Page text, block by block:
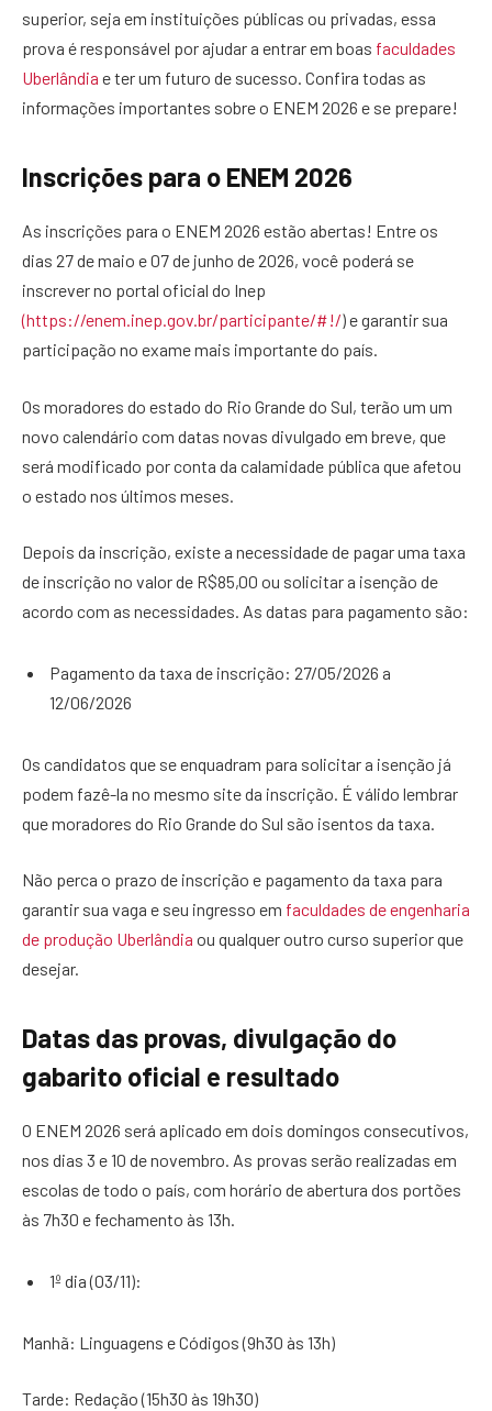
superior, seja em instituições públicas ou privadas, essa
prova é responsável por ajudar a entrar em boas faculdades
Uberlândia e ter um futuro de sucesso. Confira todas as
informações importantes sobre o ENEM 2026 e se prepare!
Inscrições para o ENEM 2026
As inscrições para o ENEM 2026 estão abertas! Entre os
dias 27 de maio e 07 de junho de 2026, você poderá se
inscrever no portal oficial do Inep
(https://enem.inep.gov.br/participante/#!/) e garantir sua
participação no exame mais importante do país.
Os moradores do estado do Rio Grande do Sul, terão um um
novo calendário com datas novas divulgado em breve, que
será modificado por conta da calamidade pública que afetou
o estado nos últimos meses.
Depois da inscrição, existe a necessidade de pagar uma taxa
de inscrição no valor de R$85,00 ou solicitar a isenção de
acordo com as necessidades. As datas para pagamento são:
Pagamento da taxa de inscrição: 27/05/2026 a
12/06/2026
Os candidatos que se enquadram para solicitar a isenção já
podem fazê-la no mesmo site da inscrição. É válido lembrar
que moradores do Rio Grande do Sul são isentos da taxa.
Não perca o prazo de inscrição e pagamento da taxa para
garantir sua vaga e seu ingresso em faculdades de engenharia
de produção Uberlândia ou qualquer outro curso superior que
desejar.
Datas das provas, divulgação do
gabarito oficial e resultado
O ENEM 2026 será aplicado em dois domingos consecutivos,
nos dias 3 e 10 de novembro. As provas serão realizadas em
escolas de todo o país, com horário de abertura dos portões
às 7h30 e fechamento às 13h.
1º dia (03/11):
Manhã: Linguagens e Códigos (9h30 às 13h)
Tarde: Redação (15h30 às 19h30)